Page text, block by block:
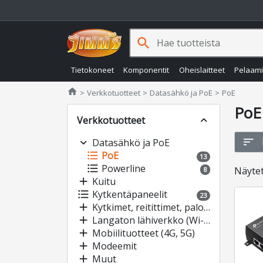
Tietokoneet Komponentit Oheislaitteet
search
home Jimms.fi
Verkkotuotteet Datasähkö ja PoE PoE
Verkkotuotteet
expand_less
expand_more Datasähkö ja PoE
format_list_bulleted PoE 13
format_list_bulleted Powerline 8
add Kuitu
format_list_bulleted Kytkentäpaneelit 23
add Kytkimet, reitittimet, palomuurit
add Langaton lähiverkko (Wi-Fi)
add Mobiilituotteet (4G, 5G)
add Modeemit
add Muut
PoE
sort